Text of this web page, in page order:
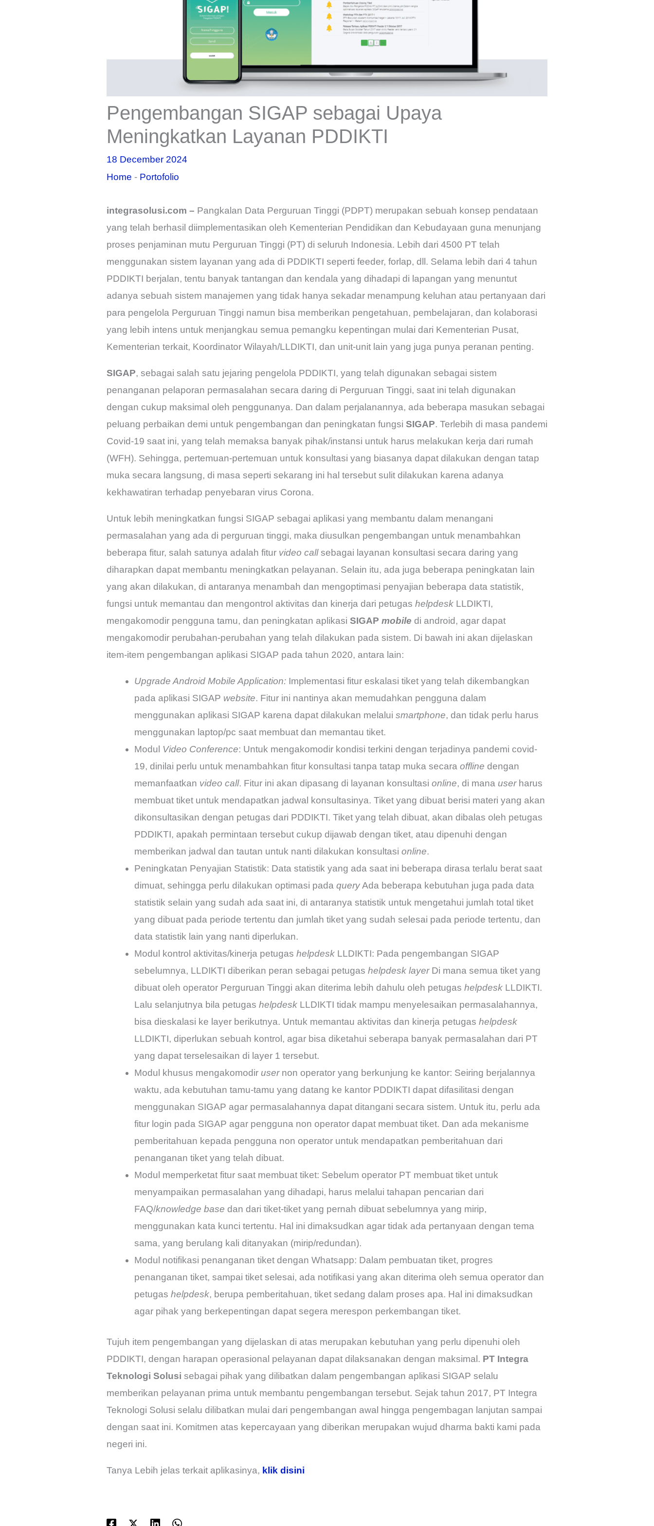
Pengembangan SIGAP sebagai Upaya
Meningkatkan Layanan PDDIKTI
18 December 2024
Home - Portofolio
integrasolusi.com – Pangkalan Data Perguruan Tinggi (PDPT) merupakan sebuah konsep pendataan
yang telah berhasil diimplementasikan oleh Kementerian Pendidikan dan Kebudayaan guna menunjang
proses penjaminan mutu Perguruan Tinggi (PT) di seluruh Indonesia. Lebih dari 4500 PT telah
menggunakan sistem layanan yang ada di PDDIKTI seperti feeder, forlap, dll. Selama lebih dari 4 tahun
PDDIKTI berjalan, tentu banyak tantangan dan kendala yang dihadapi di lapangan yang menuntut
adanya sebuah sistem manajemen yang tidak hanya sekadar menampung keluhan atau pertanyaan dari
para pengelola Perguruan Tinggi namun bisa memberikan pengetahuan, pembelajaran, dan kolaborasi
yang lebih intens untuk menjangkau semua pemangku kepentingan mulai dari Kementerian Pusat,
Kementerian terkait, Koordinator Wilayah/LLDIKTI, dan unit-unit lain yang juga punya peranan penting.
SIGAP, sebagai salah satu jejaring pengelola PDDIKTI, yang telah digunakan sebagai sistem
penanganan pelaporan permasalahan secara daring di Perguruan Tinggi, saat ini telah digunakan
dengan cukup maksimal oleh penggunanya. Dan dalam perjalanannya, ada beberapa masukan sebagai
peluang perbaikan demi untuk pengembangan dan peningkatan fungsi SIGAP. Terlebih di masa pandemi
Covid-19 saat ini, yang telah memaksa banyak pihak/instansi untuk harus melakukan kerja dari rumah
(WFH). Sehingga, pertemuan-pertemuan untuk konsultasi yang biasanya dapat dilakukan dengan tatap
muka secara langsung, di masa seperti sekarang ini hal tersebut sulit dilakukan karena adanya
kekhawatiran terhadap penyebaran virus Corona.
Untuk lebih meningkatkan fungsi SIGAP sebagai aplikasi yang membantu dalam menangani
permasalahan yang ada di perguruan tinggi, maka diusulkan pengembangan untuk menambahkan
beberapa fitur, salah satunya adalah fitur video callsebagai layanan konsultasi secara daring yang
diharapkan dapat membantu meningkatkan pelayanan. Selain itu, ada juga beberapa peningkatan lain
yang akan dilakukan, di antaranya menambah dan mengoptimasi penyajian beberapa data statistik,
fungsi untuk memantau dan mengontrol aktivitas dan kinerja dari petugas helpdeskLLDIKTI,
mengakomodir pengguna tamu, dan peningkatan aplikasi SIGAP mobile di android, agar dapat
mengakomodir perubahan-perubahan yang telah dilakukan pada sistem. Di bawah ini akan dijelaskan
item-item pengembangan aplikasi SIGAP pada tahun 2020, antara lain:
Upgrade Android Mobile Application: Implementasi fitur eskalasi tiket yang telah dikembangkan
pada aplikasi SIGAP website. Fitur ini nantinya akan memudahkan pengguna dalam
menggunakan aplikasi SIGAP karena dapat dilakukan melalui smartphone, dan tidak perlu harus
menggunakan laptop/pc saat membuat dan memantau tiket.
Modul Video Conference: Untuk mengakomodir kondisi terkini dengan terjadinya pandemi covid-
19, dinilai perlu untuk menambahkan fitur konsultasi tanpa tatap muka secara offline dengan
memanfaatkan video call. Fitur ini akan dipasang di layanan konsultasi online, di mana userharus
membuat tiket untuk mendapatkan jadwal konsultasinya. Tiket yang dibuat berisi materi yang akan
dikonsultasikan dengan petugas dari PDDIKTI. Tiket yang telah dibuat, akan dibalas oleh petugas
PDDIKTI, apakah permintaan tersebut cukup dijawab dengan tiket, atau dipenuhi dengan
memberikan jadwal dan tautan untuk nanti dilakukan konsultasi online.
Peningkatan Penyajian Statistik: Data statistik yang ada saat ini beberapa dirasa terlalu berat saat
dimuat, sehingga perlu dilakukan optimasi pada queryAda beberapa kebutuhan juga pada data
statistik selain yang sudah ada saat ini, di antaranya statistik untuk mengetahui jumlah total tiket
yang dibuat pada periode tertentu dan jumlah tiket yang sudah selesai pada periode tertentu, dan
data statistik lain yang nanti diperlukan.
Modul kontrol aktivitas/kinerja petugas helpdeskLLDIKTI: Pada pengembangan SIGAP
sebelumnya, LLDIKTI diberikan peran sebagai petugas helpdesk layerDi mana semua tiket yang
dibuat oleh operator Perguruan Tinggi akan diterima lebih dahulu oleh petugas helpdeskLLDIKTI.
Lalu selanjutnya bila petugas helpdeskLLDIKTI tidak mampu menyelesaikan permasalahannya,
bisa dieskalasi ke layer berikutnya. Untuk memantau aktivitas dan kinerja petugas helpdesk
LLDIKTI, diperlukan sebuah kontrol, agar bisa diketahui seberapa banyak permasalahan dari PT
yang dapat terselesaikan di layer 1 tersebut.
Modul khusus mengakomodir usernon operator yang berkunjung ke kantor: Seiring berjalannya
waktu, ada kebutuhan tamu-tamu yang datang ke kantor PDDIKTI dapat difasilitasi dengan
menggunakan SIGAP agar permasalahannya dapat ditangani secara sistem. Untuk itu, perlu ada
fitur login pada SIGAP agar pengguna non operator dapat membuat tiket. Dan ada mekanisme
pemberitahuan kepada pengguna non operator untuk mendapatkan pemberitahuan dari
penanganan tiket yang telah dibuat.
Modul memperketat fitur saat membuat tiket: Sebelum operator PT membuat tiket untuk
menyampaikan permasalahan yang dihadapi, harus melalui tahapan pencarian dari
FAQ/knowledge base dan dari tiket-tiket yang pernah dibuat sebelumnya yang mirip,
menggunakan kata kunci tertentu. Hal ini dimaksudkan agar tidak ada pertanyaan dengan tema
sama, yang berulang kali ditanyakan (mirip/redundan).
Modul notifikasi penanganan tiket dengan Whatsapp: Dalam pembuatan tiket, progres
penanganan tiket, sampai tiket selesai, ada notifikasi yang akan diterima oleh semua operator dan
petugas helpdesk, berupa pemberitahuan, tiket sedang dalam proses apa. Hal ini dimaksudkan
agar pihak yang berkepentingan dapat segera merespon perkembangan tiket.
Tujuh item pengembangan yang dijelaskan di atas merupakan kebutuhan yang perlu dipenuhi oleh
PDDIKTI, dengan harapan operasional pelayanan dapat dilaksanakan dengan maksimal. PT Integra
Teknologi Solusi sebagai pihak yang dilibatkan dalam pengembangan aplikasi SIGAP selalu
memberikan pelayanan prima untuk membantu pengembangan tersebut. Sejak tahun 2017, PT Integra
Teknologi Solusi selalu dilibatkan mulai dari pengembangan awal hingga pengembagan lanjutan sampai
dengan saat ini. Komitmen atas kepercayaan yang diberikan merupakan wujud dharma bakti kami pada
negeri ini.
Tanya Lebih jelas terkait aplikasinya, klik disini